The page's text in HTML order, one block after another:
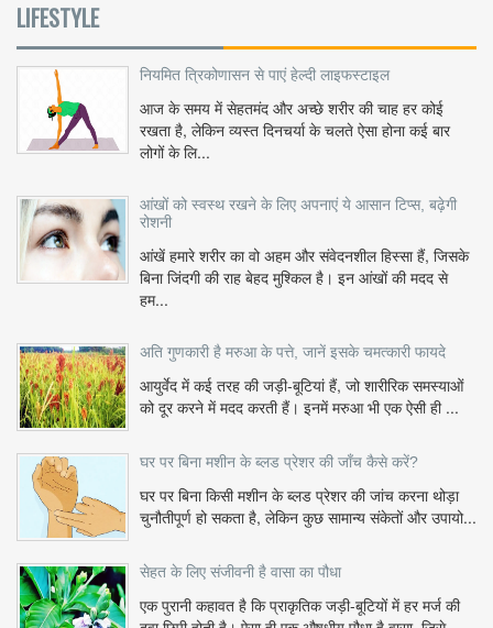
LIFESTYLE
नियमित त्रिकोणासन से पाएं हेल्दी लाइफस्टाइल
आज के समय में सेहतमंद और अच्छे शरीर की चाह हर कोई
रखता है, लेकिन व्यस्त दिनचर्या के चलते ऐसा होना कई बार
लोगों के लि...
आंखों को स्वस्थ रखने के लिए अपनाएं ये आसान टिप्स, बढ़ेगी
रोशनी
आंखें हमारे शरीर का वो अहम और संवेदनशील हिस्सा हैं, जिसके
बिना जिंदगी की राह बेहद मुश्किल है। इन आंखों की मदद से
हम...
अति गुणकारी है मरुआ के पत्ते, जानें इसके चमत्कारी फायदे
आयुर्वेद में कई तरह की जड़ी-बूटियां हैं, जो शारीरिक समस्याओं
को दूर करने में मदद करती हैं। इनमें मरुआ भी एक ऐसी ही ...
घर पर बिना मशीन के ब्लड प्रेशर की जाँच कैसे करें?
घर पर बिना किसी मशीन के ब्लड प्रेशर की जांच करना थोड़ा
चुनौतीपूर्ण हो सकता है, लेकिन कुछ सामान्य संकेतों और उपायो...
सेहत के लिए संजीवनी है वासा का पौधा
एक पुरानी कहावत है कि प्राकृतिक जड़ी-बूटियों में हर मर्ज की